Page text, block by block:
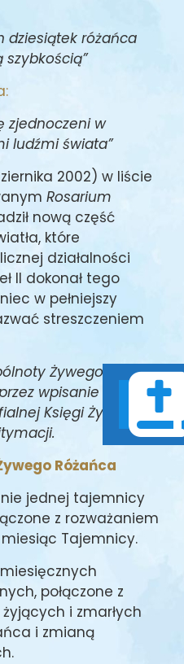
dziesiątek różańca
zjednoczeni w
ludźmi świata”
2002) w liście
Rosarium
nową część
które
działalności
II dokonał tego
w pełniejszy
streszczeniem
Żywego
wpisanie
Księgi Żywego
Różańca
jednej tajemnicy
z rozważaniem
Tajemnicy.
połączone z
i zmarłych
i zmianą